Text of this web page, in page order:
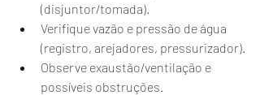
(disjuntor/tomada).
Verifique vazão e pressão de água
(registro, arejadores, pressurizador).
Observe exaustão/ventilação e
possíveis obstruções.